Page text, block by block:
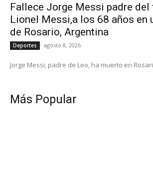
Fallece Jorge Messi padre
Lionel Messi,a los 68 años en
de Rosario, Argentina
Deportes agosto 8, 2026
Jorge Messi, padre de Leo, ha muerto en
Más Popular